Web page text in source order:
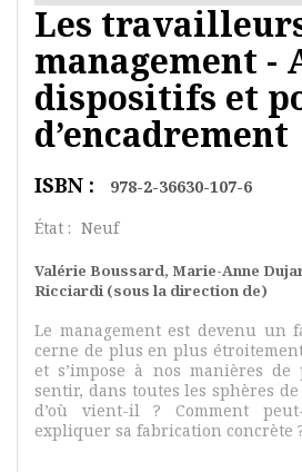
Les
management -
dispositifs et
d’encadrement
ISBN :
978-2-36630-107-6
État : Neuf
Valérie Boussard, Marie-Anne
Ricciardi (sous la direction de)
Le management est devenu un
cerne de plus en plus
et s’impose à nos manières de
sentir, dans toutes les sphères
d’où vient-il ? Comment
expliquer sa fabrication concrète